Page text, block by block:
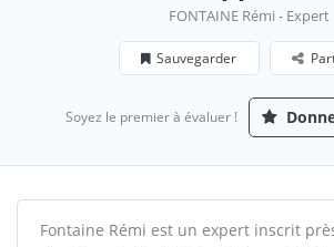
FONTAINE Rémi - Expert
Sauvegarder
Soyez le premier à évaluer !
Fontaine Rémi est un expert inscrit